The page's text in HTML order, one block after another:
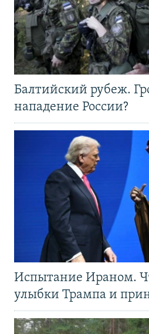
Балтийский рубеж.
нападение России?
Испытание Ираном.
улыбки Трампа и